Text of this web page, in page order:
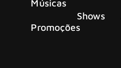
Músicas
Promoções
Shows